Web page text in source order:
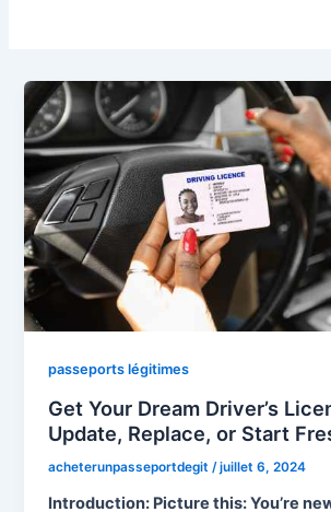
passeports légitimes
Get Your Dream Driver’s
Update, Replace, or Start
acheterunpasseportdegit/juillet 6, 2024
Introduction: Picture this: You’re